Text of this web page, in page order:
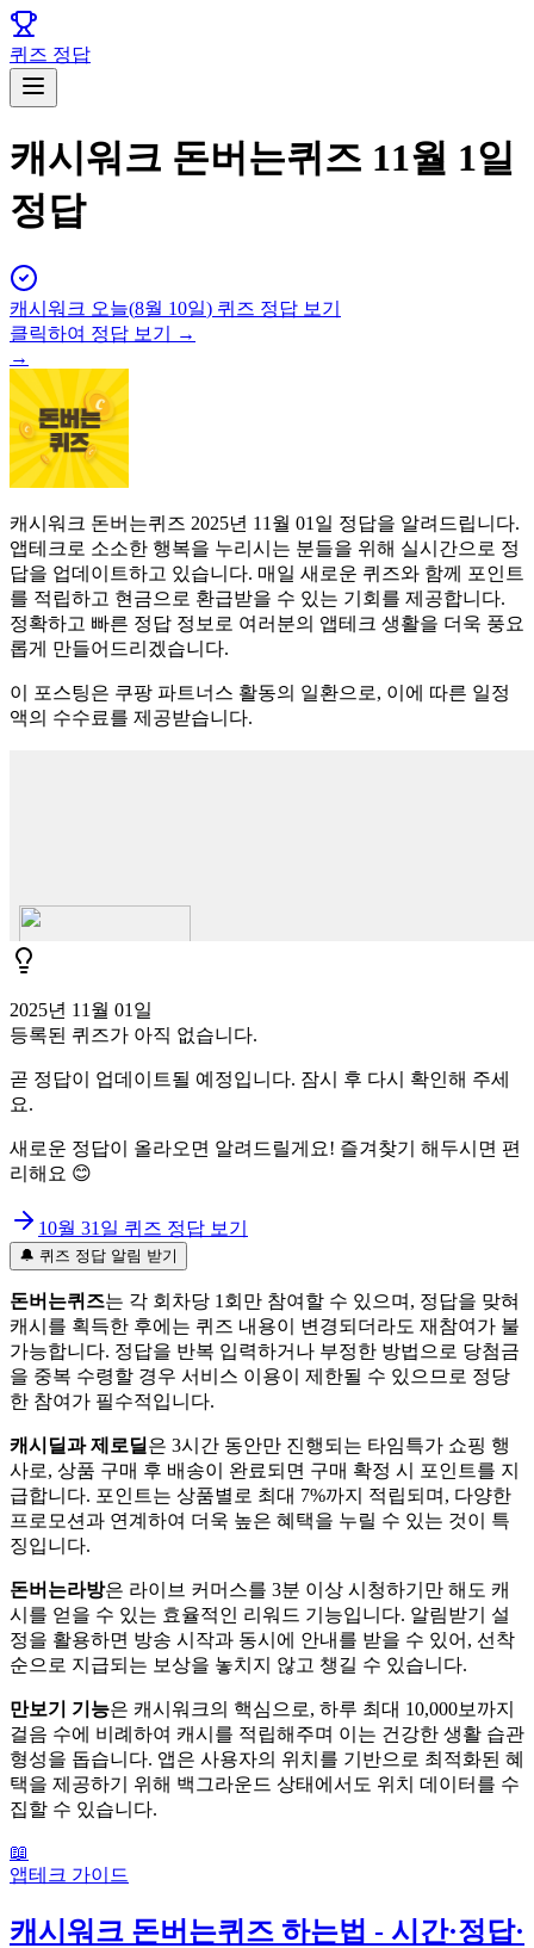
퀴즈 정답
캐시워크 돈버는퀴즈 11월 1일
정답
캐시워크 오늘(8월 10일) 퀴즈 정답 보기
클릭하여 정답 보기 →
→
캐시워크 돈버는퀴즈 2025년 11월 01일 정답을 알려드립니다.
앱테크로 소소한 행복을 누리시는 분들을 위해 실시간으로 정
답을 업데이트하고 있습니다. 매일 새로운 퀴즈와 함께 포인트
를 적립하고 현금으로 환급받을 수 있는 기회를 제공합니다.
정확하고 빠른 정답 정보로 여러분의 앱테크 생활을 더욱 풍요
롭게 만들어드리겠습니다.
이 포스팅은 쿠팡 파트너스 활동의 일환으로, 이에 따른 일정
액의 수수료를 제공받습니다.
2025년 11월 01일
등록된 퀴즈가 아직 없습니다.
곧 정답이 업데이트될 예정입니다. 잠시 후 다시 확인해 주세
요.
새로운 정답이 올라오면 알려드릴게요! 즐겨찾기 해두시면 편
리해요 😊
10월 31일 퀴즈 정답 보기
🔔 퀴즈 정답 알림 받기
돈버는퀴즈는 각 회차당 1회만 참여할 수 있으며, 정답을 맞혀
캐시를 획득한 후에는 퀴즈 내용이 변경되더라도 재참여가 불
가능합니다. 정답을 반복 입력하거나 부정한 방법으로 당첨금
을 중복 수령할 경우 서비스 이용이 제한될 수 있으므로 정당
한 참여가 필수적입니다.
캐시딜과 제로딜 은 3시간 동안만 진행되는 타임특가 쇼핑 행
사로, 상품 구매 후 배송이 완료되면 구매 확정 시 포인트를 지
급합니다. 포인트는 상품별로 최대 7%까지 적립되며, 다양한
프로모션과 연계하여 더욱 높은 혜택을 누릴 수 있는 것이 특
징입니다.
돈버는라방은 라이브 커머스를 3분 이상 시청하기만 해도 캐
시를 얻을 수 있는 효율적인 리워드 기능입니다. 알림받기 설
정을 활용하면 방송 시작과 동시에 안내를 받을 수 있어, 선착
순으로 지급되는 보상을 놓치지 않고 챙길 수 있습니다.
만보기 기능은 캐시워크의 핵심으로, 하루 최대 10,000보까지
걸음 수에 비례하여 캐시를 적립해주며 이는 건강한 생활 습관
형성을 돕습니다. 앱은 사용자의 위치를 기반으로 최적화된 혜
택을 제공하기 위해 백그라운드 상태에서도 위치 데이터를 수
집할 수 있습니다.
📖
앱테크 가이드
캐시워크 돈버는퀴즈 하는법 - 시간·정답·